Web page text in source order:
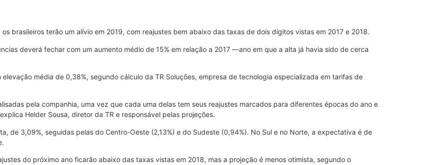
brasileiros terão um alívio em 2019, com reajustes bem abaixo das taxas de dois dígitos vistas em 2017 e 2018.
deverá fechar com um aumento médio de 15% em relação a 2017 —ano em que a alta já havia sido de cerca
média de 0,38%, segundo cálculo da TR Soluções, empresa de tecnologia especializada em tarifas de
pela companhia, uma vez que cada uma delas tem seus reajustes marcados para diferentes épocas do ano e
Helder Sousa, diretor da TR e responsável pelas projeções.
de 3,09%, seguidas pelas do Centro-Oeste (2,13%) e do Sudeste (0,94%). No Sul e no Norte, a expectativa é de
do próximo ano ficarão abaixo das taxas vistas em 2018, mas a projeção é menos otimista, segundo o